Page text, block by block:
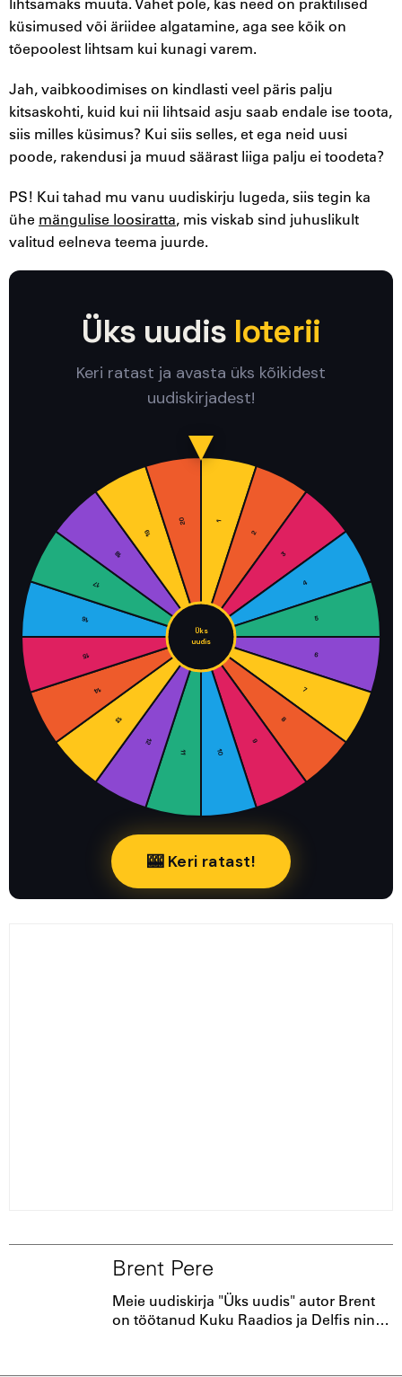
küsimused või äriidee algatamine, aga see kõik on
tõepoolest lihtsam kui kunagi varem.
Jah, vaibkoodimises on kindlasti veel päris palju
kitsaskohti, kuid kui nii lihtsaid asju saab endale ise toota,
siis milles küsimus? Kui siis selles, et ega neid uusi
poode, rakendusi ja muud säärast liiga palju ei toodeta?
PS! Kui tahad mu vanu uudiskirju lugeda, siis tegin ka
ühe mängulise loosiratta, mis viskab sind juhuslikult
valitud eelneva teema juurde.
Brent Pere
Meie uudiskirja "Üks uudis" autor Brent
on töötanud Kuku Raadios ja Delfis ning